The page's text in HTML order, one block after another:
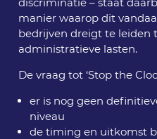
manier waarop dit
bedrijven dreigt te leiden
administratieve lasten.
De vraag tot ‘Stop the
er is nog geen
niveau
de timing en uitkomst